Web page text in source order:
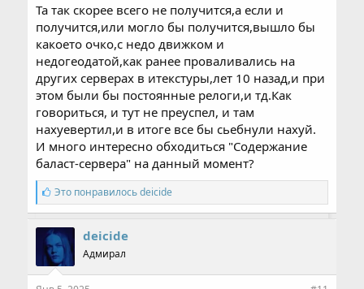
Та так скорее всего не получится,а если и
получится,или могло бы получится,вышло бы
какоето очко,с недо движком и
недогеодатой,как ранее проваливались на
других серверах в итекстуры,лет 10 назад,и при
этом были бы постоянные релоги,и тд.Как
говориться, и тут не преуспел, и там
нахуевертил,и в итоге все бы сьебнули нахуй.
И много интересно обходиться "Содержание
баласт-сервера" на данный момент?
С
и
м
п
а
т
и
Это понравилосьdeicide
deicide
Адмирал